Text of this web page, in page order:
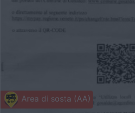
Area di sosta (AA)